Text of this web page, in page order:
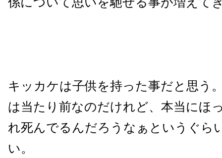
キッカケは子供を持った事だと思う
は当たり前なのだけれど、本当にほ
れ死んでるんだろうなぁというぐら
い。